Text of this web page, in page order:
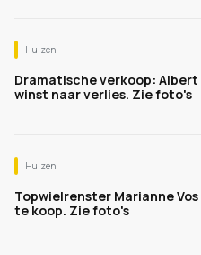
Huizen
Dramatische verkoop:
winst naar verlies. Zie foto's
Huizen
Topwielrenster Marianne
te koop. Zie foto's